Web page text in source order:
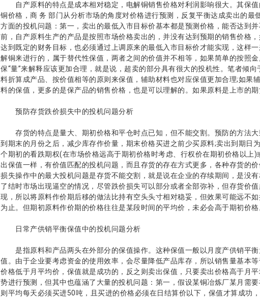
自产原料的特点是成本相对稳定，电解铜销售价格对利润影响很大。其保
铜价格，商 务 部门从分析市场的角度对价格进行预测，反复平衡达成卖出的
方面的投机问题：第一，卖出的最低入市目标价基本都是预测价格，能否达到
前，自产原料生产的产品是按照市场价格卖出的，并没有达到预期的销售价格
达到既定的财务目标，也必须通过上调原来的最低入市目标价才能实现，这样
解铜来进行的，属于替代性保值，两者之间的价值并不相等，如果简单的按照
保“量”来解释应该更加合理，就是说，超卖的部分具有很大的投机性。笔者倾
料折算成产品、按价值相等的原则来保值，辅助材料也对应保值更加合理;如
料的保值，更多的是保产品的销售价格，也是可以理解的。如果原料是上市的期
预防存货跌价损失中的投机问题分析
存货的特点是量大、期初价格和平仓时点已知，但不能交割。预防的方法
到期末的月份之后，减少库存作价量，期末价格买进之前少买原料;卖出到期
个期初的看跌期权(在市场价格远高于期初价格时考虑、行权价在期初价格以
出保值一样，有价值匹配的投机问题，而且存货的存在方式更多，各种存货的
损失操作中的最大投机问题是存货不能交割，就是说在企业的存续期间，是没
了结时市场出现逼空的情况，尽管跌价损失可以部分或者全部弥补，但存货价
现，所以将原料作价期后移的做法比持有空头头寸相对稳妥，但效果可能远不
为止。但期初原料作价期的价格往往是某段时间的平均价，未必会高于期初价格
日常产供销平衡保值中的投机问题分析
是指原料和产品两头在外部分的保值操作。这种保值一般以月度产供销平
值。由于企业要考虑资金的使用效率，会尽量降低产品库存，所以销售量基本
价格低于月平均价，保值就是成功的，反之则卖出保值，只要卖出价格高于月
势进行预测，但其中也蕴涵了大量的投机问题：第一，假设某铜冶炼厂某月需
则平均每天必须买进50吨，且买进的价格必须在日结算价以下，保值才算成